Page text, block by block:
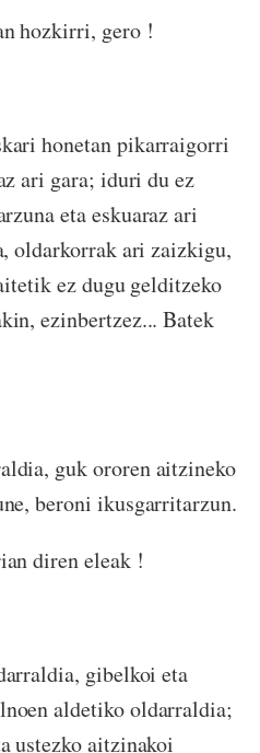
hozkirri, gero !
honetan pikarraigorri
ari gara; iduri du ez
eta eskuaraz ari
oldarkorrak ari zaizkigu,
ez dugu gelditzeko
ezinbertzez... Batek
guk ororen aitzineko
beroni ikusgarritarzun.
diren eleak !
gibelkoi eta
aldetiko oldarraldia;
ustezko aitzinakoi